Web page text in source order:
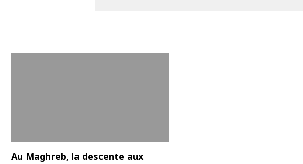
Au Maghreb, la descente aux